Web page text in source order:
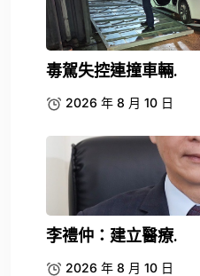
毒駕失控連撞車輛.
2026 年 8 月 10 日
李禮仲：建立醫療.
2026 年 8 月 10 日